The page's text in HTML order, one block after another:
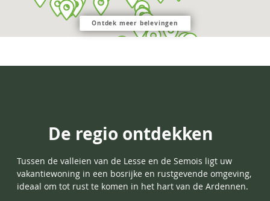
Ontdek meer belevingen
De regio ontdekken
Tussen de valleien van de Lesse en de Semois ligt uw
vakantiewoning in een bosrijke en rustgevende omgeving,
ideaal om tot rust te komen in het hart van de Ardennen.